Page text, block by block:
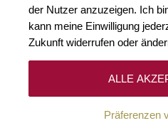
der Nutzer anzuzeigen. Ich
kann meine Einwilligung
Zukunft widerrufen oder
Präferenzen
ALLE
Weingut in Österreich, das